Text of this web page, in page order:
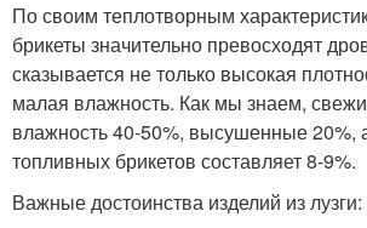
По своим теплотворным
брикеты значительно превосходят
сказывается не только высокая
малая влажность. Как мы знаем,
влажность 40-50%, высушенные 20%,
топливных брикетов составляет 8-9%.
Важные достоинства изделий из лузги: